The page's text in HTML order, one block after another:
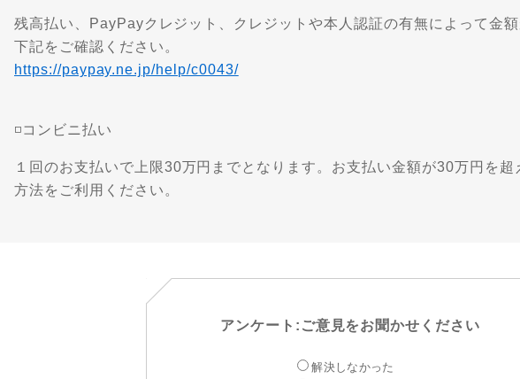
残高払い、PayPayクレジット、クレジットや本人認証の有無によって金
下記をご確認ください。
https://paypay.ne.jp/help/c0043/
◽️コンビニ払い
１回のお支払いで上限30万円までとなります。お支払い金額が30万円を超
方法をご利用ください。
アンケート:ご意見をお聞かせください
解決しなかった